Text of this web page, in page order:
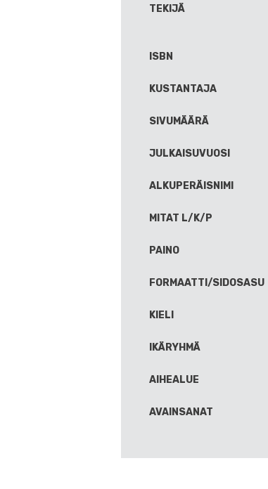
TEKIJÄ
ISBN
KUSTANTAJA
SIVUMÄÄRÄ
JULKAISUVUOSI
ALKUPERÄISNIMI
MITAT L/K/P
PAINO
FORMAATTI/SIDOSASU
KIELI
IKÄRYHMÄ
AIHEALUE
AVAINSANAT